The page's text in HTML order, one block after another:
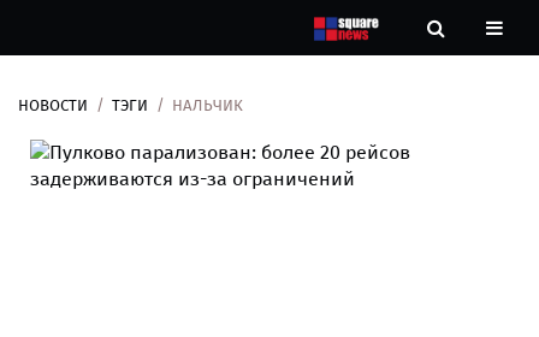
Рубрики
НОВОСТИ ТЭГИ НАЛЬЧИК